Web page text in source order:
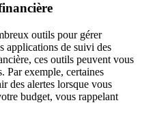
outils pour gérer
applications de suivi des
ces outils peuvent vous
Par exemple, certaines
des alertes lorsque vous
budget, vous rappelant